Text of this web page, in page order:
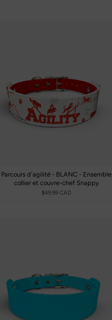
Parcours d'agilité - BLANC - Ensemble
collier et couvre-chef Snappy
$49.99 CAD